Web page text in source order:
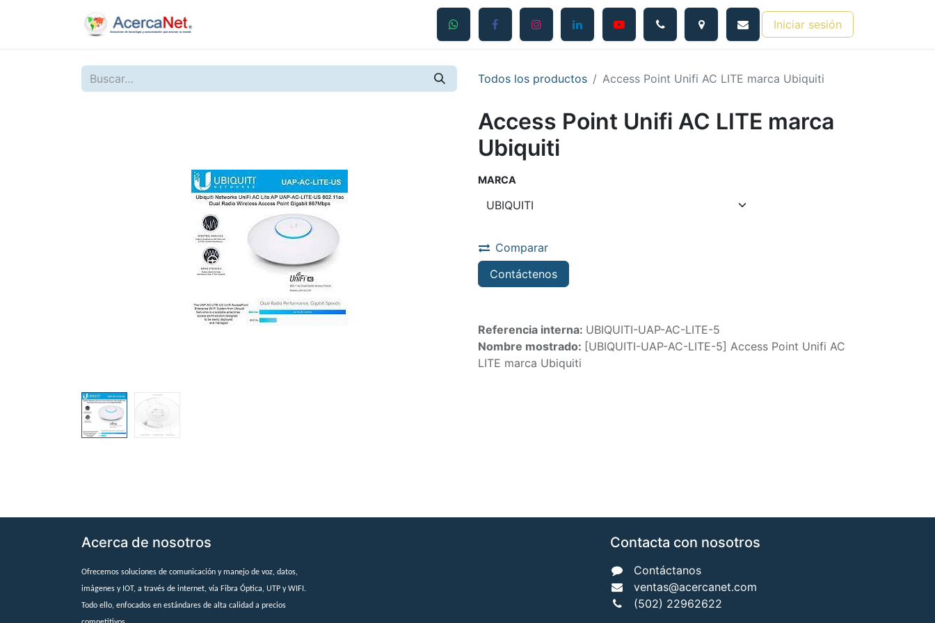
Contáctanos Blog Iniciar sesión
Todos los productos Access Point Unifi AC LITE marca Ubiquiti
Access Point Unifi AC LITE marca
Ubiquiti
MARCA
Comparar
Contáctenos
Referencia interna: UBIQUITI-UAP-AC-LITE-5
Nombre mostrado: [UBIQUITI-UAP-AC-LITE-5] Access Point Unifi AC
LITE marca Ubiquiti
Acerca de nosotros
Ofrecemos soluciones de comunicación y manejo de voz, datos,
imágenes y IOT, a través de internet, vía Fibra Óptica, UTP y WIFI.
Todo ello, enfocados en estándares de alta calidad a precios
Contacta con nosotros
Contáctanos
ventas@acercanet.com
(502) 22962622